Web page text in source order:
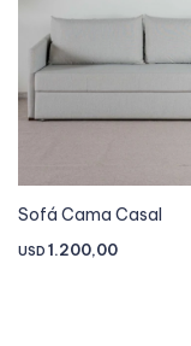
Sofá Cama Casal
USD 1.200,00